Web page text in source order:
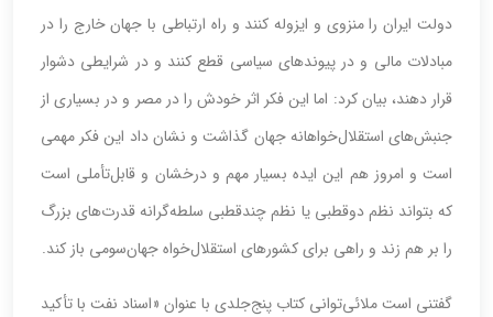
دولت ایران را منزوی و ایزوله کنند و راه ارتباطی با جهان خارج را در
مبادلات مالی و در پیوندهای سیاسی قطع کنند و در شرایطی دشوار
قرار دهند، بیان کرد: اما این فکر اثر خودش را در مصر و در بسیاری از
جنبش‌های استقلال‌خواهانه جهان گذاشت و نشان داد این فکر مهمی
است و امروز هم این ایده بسیار مهم و درخشان و قابل‌تأملی است
که بتواند نظم دوقطبی یا نظم چندقطبی سلطه‌گرانه قدرت‌های بزرگ
را بر هم زند و راهی برای کشورهای استقلال‌خواه جهان‌سومی باز کند.
گفتنی است ملائی‌توانی کتاب پنج‌جلدی با عنوان «اسناد نفت ‌با تأکید